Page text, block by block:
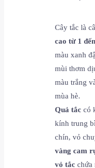
Cây tắc là
cao từ 1
màu xanh
mùi thơm
màu trắng
mùa hè.
Quả tắc có
kính trung
chín, vỏ
vàng cam
vỏ tắc